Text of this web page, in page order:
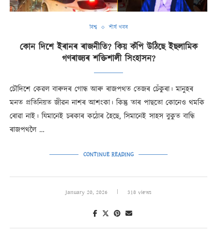
বিশ্ব শীৰ্ষ খবৰ
কোন দিশে ইৰানৰ ৰাজনীতি? কিয় কঁপি উঠিছে ইছলামিক
গণৰাজ্যৰ শক্তিশালী সিংহাসন?
চৌদিশে কেৱল বাৰুদৰ গোন্ধ আৰু ৰাজপথত তেজৰ চেঁকুৰা। মানুহৰ
মনত প্ৰতিনিয়ত জীৱন নাশৰ আশংকা। কিন্তু তাৰ পাছতো কোনেও থমকি
ৰোৱা নাই। যিমানেই চৰকাৰ কঠোৰ হৈছে, সিমানেই সাহস বুকুত বান্ধি
ৰাজপথলৈ …
CONTINUE READING
January 20, 2026 318 views